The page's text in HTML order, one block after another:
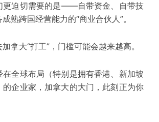
更迫切需要的是——自带资金、自带技
熟跨国经营能力的“商业合伙人”。
拿大“打工”，门槛可能会越来越高。
在全球布局（特别是拥有香港、新加坡
的企业家 ，加拿大的大门，此刻正为你